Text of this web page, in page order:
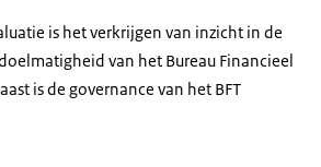
is het verkrijgen van inzicht in de
van het Bureau Financieel
is de governance van het BFT